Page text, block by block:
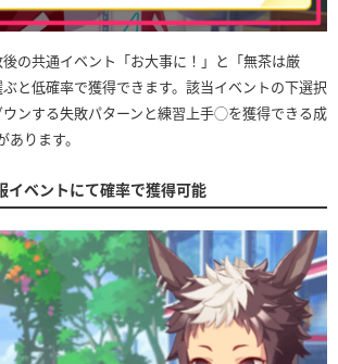
の共通イベント「お大事に！」と「無茶は厳
と低確率で獲得できます。該当イベントの下選択
ンする失敗パターンと練習上手◯を獲得できる成
ります。
イベントにて確率で獲得可能